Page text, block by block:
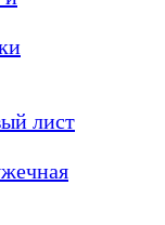
лист